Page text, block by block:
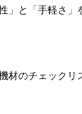
」と「手軽さ」
材のチェックリ